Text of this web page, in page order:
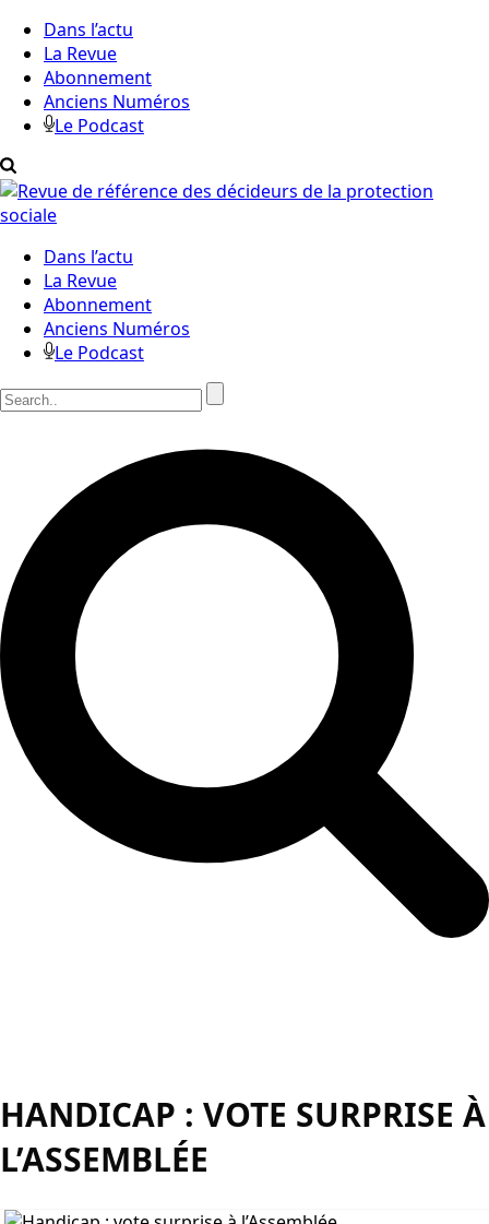
Dans l’actu
La Revue
Abonnement
Anciens Numéros
Le Podcast
Dans l’actu
La Revue
Abonnement
Anciens Numéros
Le Podcast
HANDICAP : VOTE SURPRISE À
L’ASSEMBLÉE